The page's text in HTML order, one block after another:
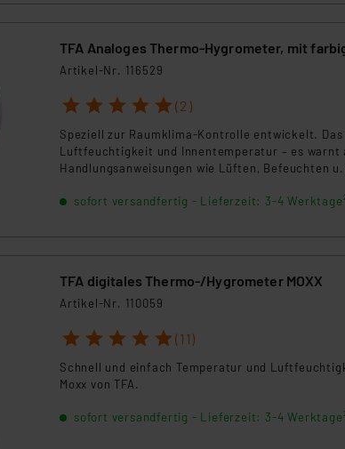
Kommission sowie einer eigenen Beurteilung der mit
Daten, verbundenen Risiken.“
|Datenschutzerklärung
TFA Analoges Thermo-Hygrometer, mit
Artikel-Nr. 116529
1 2 3 4 5 (2)
Speziell zur Raumklima-Kontrolle entwickelt.
Luftfeuchtigkeit und Innentemperatur – es
Handlungsanweisungen wie Lüften, Befeuchten u.
sofort versandfertig - Lieferzeit: 3-4
TFA digitales Thermo-/Hygrometer MOXX
Artikel-Nr. 110059
1 2 3 4 5 (11)
Schnell und einfach Temperatur und
Moxx von TFA.
sofort versandfertig - Lieferzeit: 3-4